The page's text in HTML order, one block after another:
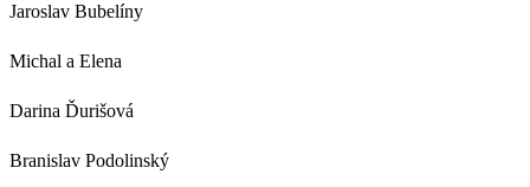
Jaroslav Bubelíny
Michal a Elena
Darina Ďurišová
Branislav Podolinský